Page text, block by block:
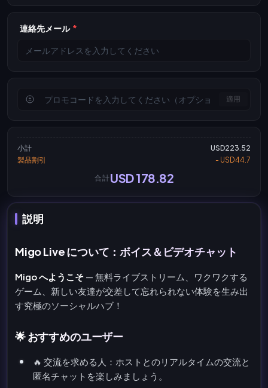
連絡先メール *
適用
小計
USD223.52
製品割引
- USD44.7
合計USD 178.82
説明
Migo Live について：ボイス＆ビデオチャット
Migo へようこそ — 無料ライブストリーム、ワクワクする
ゲーム、新しい友達が交差して忘れられない体験を生み出
す究極のソーシャルハブ！
🌟 おすすめのユーザー
🔥 交流を求める人：ホストとのリアルタイムの交流と
匿名チャットを楽しみましょう。